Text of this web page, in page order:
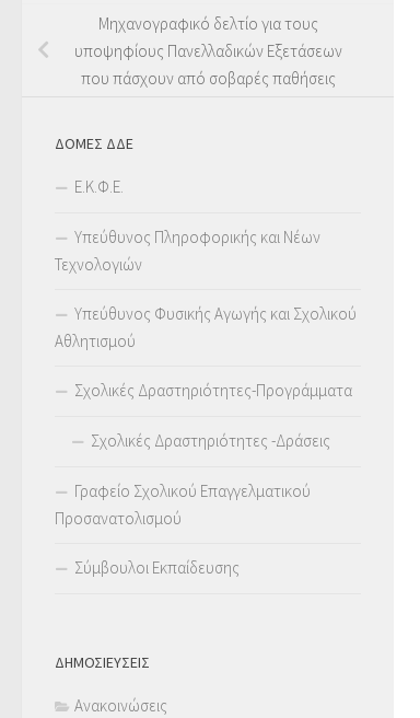
Μηχανογραφικό δελτίο για τους
υποψηφίους Πανελλαδικών Εξετάσεων
που πάσχουν από σοβαρές παθήσεις
ΔΟΜΕΣ ΔΔΕ
Ε.Κ.Φ.Ε.
Υπεύθυνος Πληροφορικής και Νέων
Τεχνολογιών
Υπεύθυνος Φυσικής Αγωγής και Σχολικού
Αθλητισμού
Σχολικές Δραστηριότητες-Προγράμματα
Σχολικές Δραστηριότητες -Δράσεις
Γραφείο Σχολικού Επαγγελματικού
Προσανατολισμού
Σύμβουλοι Εκπαίδευσης
ΔΗΜΟΣΙΕΥΣΕΙΣ
Ανακοινώσεις